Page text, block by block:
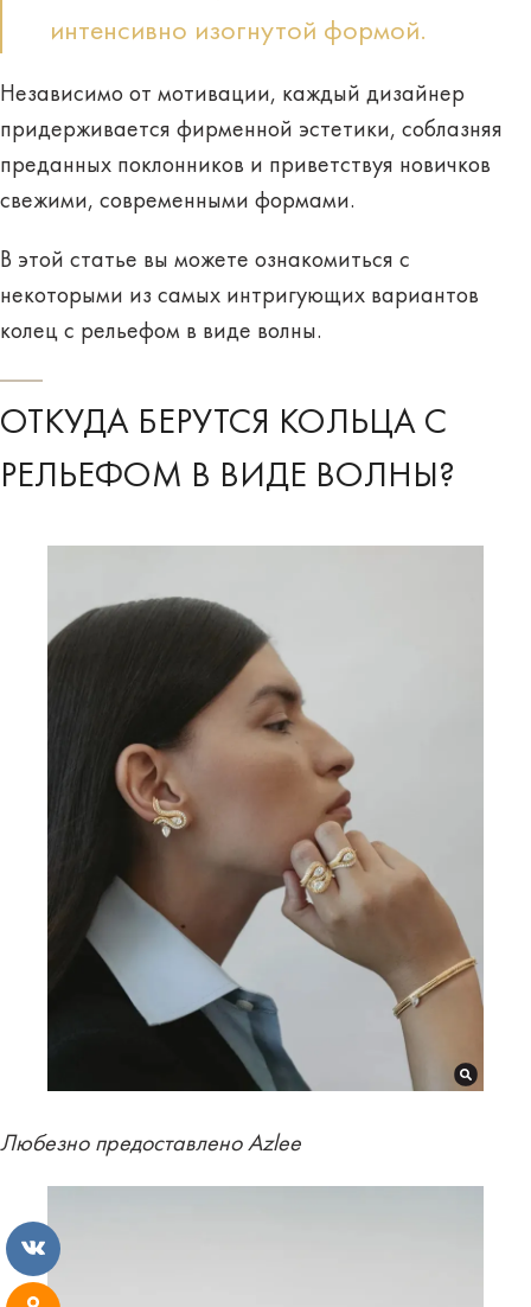
интенсивно изогнутой формой.
Независимо от мотивации, каждый дизайнер
придерживается фирменной эстетики, соблазняя
преданных поклонников и приветствуя новичков
свежими, современными формами.
В этой статье вы можете ознакомиться с
некоторыми из самых интригующих вариантов
колец с рельефом в виде волны.
ОТКУДА БЕРУТСЯ КОЛЬЦА С
РЕЛЬЕФОМ В ВИДЕ ВОЛНЫ?
Любезно предоставлено Azlee